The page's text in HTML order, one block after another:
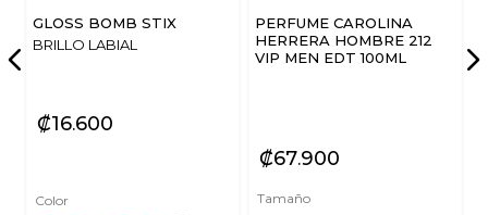
GLOSS BOMB STIX
BRILLO LABIAL
₡16600
Color
PERFUME CAROLINA
HERRERA HOMBRE 212
VIP MEN EDT 100ML
₡67900
Tamaño